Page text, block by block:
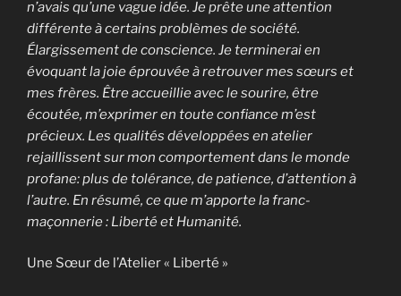
n’avais qu’une vague idée. Je prête une attention
différente à certains problèmes de société.
Élargissement de conscience. Je terminerai en
évoquant la joie éprouvée à retrouver mes sœurs et
mes frères. Être accueillie avec le sourire, être
écoutée, m’exprimer en toute confiance m’est
précieux. Les qualités développées en atelier
rejaillissent sur mon comportement dans le monde
profane: plus de tolérance, de patience, d’attention à
l’autre. En résumé, ce que m’apporte la franc-
maçonnerie : Liberté et Humanité.
Une Sœur de l’Atelier « Liberté »